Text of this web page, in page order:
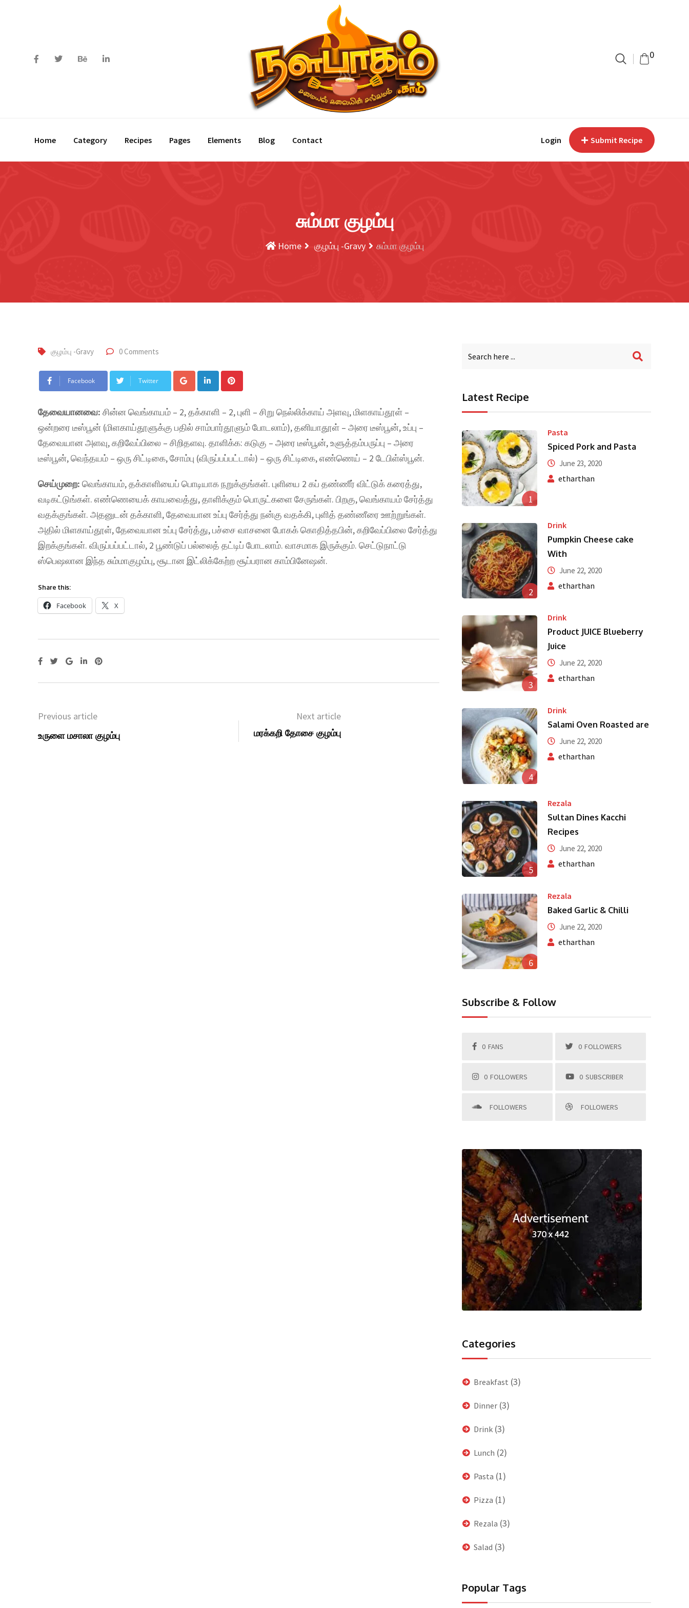
0
Home Category Recipes Pages Elements Blog Contact Login Submit Recipe
சும்மா குழம்பு
Home குழம்பு -Gravy சும்மா குழம்பு
குழம்பு -Gravy 0 Comments
Facebook Twitter
தேவையானவை: சின்ன வெங்காயம் – 2, தக்காளி – 2, புளி – சிறு நெல்லிக்காய் அளவு, மிளகாய்தூள் –
ஒன்றரை டீஸ்பூன் (மிளகாய்தூளுக்கு பதில் சாம்பார்தூளும் போடலாம்), தனியாதூள் – அரை டீஸ்பூன், உப்பு –
தேவையான அளவு, கறிவேப்பிலை – சிறிதளவு. தாளிக்க: கடுகு – அரை டீஸ்பூன், உளுத்தம்பருப்பு – அரை
டீஸ்பூன், வெந்தயம் – ஒரு சிட்டிகை, சோம்பு (விருப்பப்பட்டால்) – ஒரு சிட்டிகை, எண்ணெய் – 2 டேபிள்ஸ்பூன்.
செய்முறை: வெங்காயம், தக்காளியைப் பொடியாக நறுக்குங்கள். புளியை 2 கப் தண்ணீர் விட்டுக் கரைத்து,
வடிகட்டுங்கள். எண்ணெயைக் காயவைத்து, தாளிக்கும் பொருட்களை சேருங்கள். பிறகு, வெங்காயம் சேர்த்து
வதக்குங்கள். அதனுடன் தக்காளி, தேவையான உப்பு சேர்த்து நன்கு வதக்கி, புளித் தண்ணீரை ஊற்றுங்கள்.
அதில் மிளகாய்தூள், தேவையான உப்பு சேர்த்து, பச்சை வாசனை போகக் கொதித்தபின், கறிவேப்பிலை சேர்த்து
இறக்குங்கள். விருப்பப்பட்டால், 2 பூண்டுப் பல்லைத் தட்டிப் போடலாம். வாசமாக இருக்கும். செட்டுநாட்டு
ஸ்பெஷலான இந்த சும்மாகுழம்பு, சூடான இட்லிக்கேற்ற சூப்பரான காம்பினேஷன்.
Share this:
Facebook X
Previous article
உருளை மசாலா குழம்பு
Next article
மரக்கறி தோசை குழம்பு
Latest Recipe
1
Pasta
Spiced Pork and Pasta
June 23, 2020
etharthan
2
Drink
Pumpkin Cheese cake
With
June 22, 2020
etharthan
3
Drink
Product JUICE Blueberry
Juice
June 22, 2020
etharthan
4
Drink
Salami Oven Roasted are
June 22, 2020
etharthan
5
Rezala
Sultan Dines Kacchi
Recipes
June 22, 2020
etharthan
6
Rezala
Baked Garlic & Chilli
June 22, 2020
etharthan
Subscribe & Follow
0 FANS 0 FOLLOWERS
0 FOLLOWERS 0 SUBSCRIBER
FOLLOWERS FOLLOWERS
Categories
Breakfast (3)
Dinner(3)
Drink(3)
Lunch (2)
Pasta (1)
Pizza (1)
Rezala (3)
Salad (3)
Popular Tags